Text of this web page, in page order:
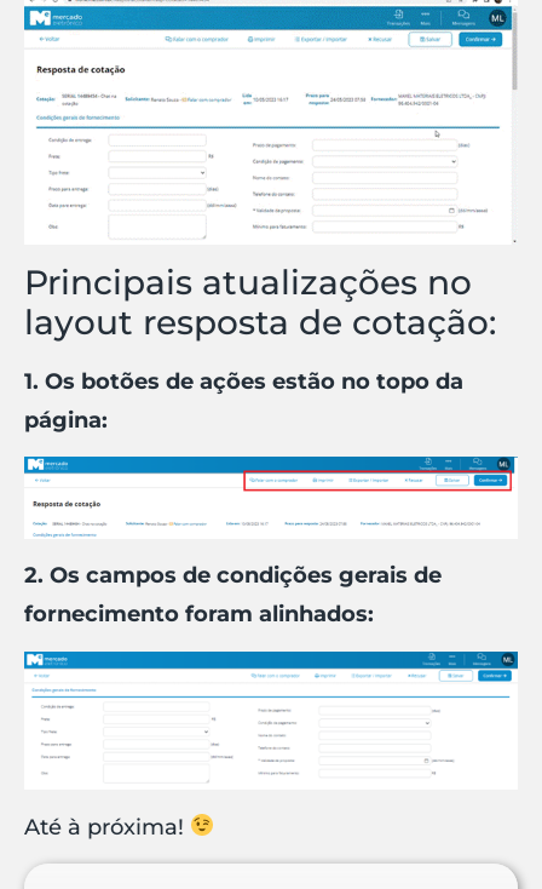
Principais atualizações no
layout resposta de cotação:
1. Os botões de ações estão no topo da
página:
2. Os campos de condições gerais de
fornecimento foram alinhados:
Até à próxima!